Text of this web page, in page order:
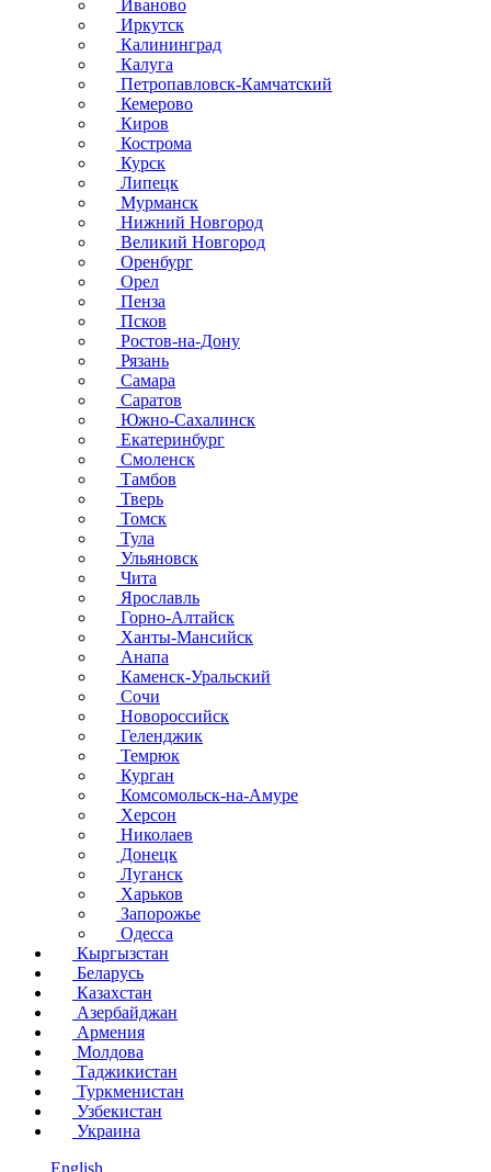
Иваново
Иркутск
Калининград
Калуга
Петропавловск-Камчатский
Кемерово
Киров
Кострома
Курск
Липецк
Мурманск
Нижний Новгород
Великий Новгород
Оренбург
Орел
Пенза
Псков
Ростов-на-Дону
Рязань
Самара
Саратов
Южно-Сахалинск
Екатеринбург
Смоленск
Тамбов
Тверь
Томск
Тула
Ульяновск
Чита
Ярославль
Горно-Алтайск
Ханты-Мансийск
Анапа
Каменск-Уральский
Сочи
Новороссийск
Геленджик
Темрюк
Курган
Комсомольск-на-Амуре
Херсон
Николаев
Донецк
Луганск
Харьков
Запорожье
Одесса
Кыргызстан
Беларусь
Казахстан
Азербайджан
Армения
Молдова
Таджикистан
Туркменистан
Узбекистан
Украина
English